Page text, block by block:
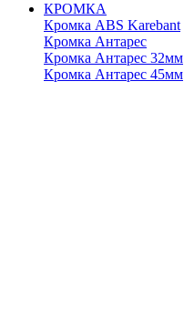
КРОМКА
Кромка ABS Karebant
Кромка Антарес
Кромка Антарес 32мм
Кромка Антарес 45мм